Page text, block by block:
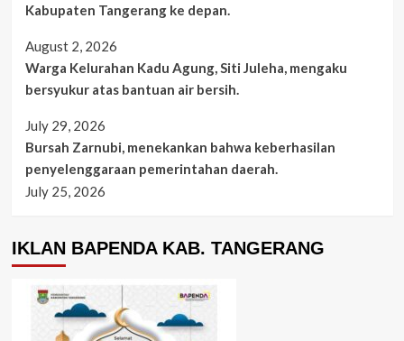
Kabupaten Tangerang ke depan.
August 2, 2026
Warga Kelurahan Kadu Agung, Siti Juleha, mengaku
bersyukur atas bantuan air bersih.
July 29, 2026
Bursah Zarnubi, menekankan bahwa keberhasilan
penyelenggaraan pemerintahan daerah.
July 25, 2026
IKLAN BAPENDA KAB. TANGERANG